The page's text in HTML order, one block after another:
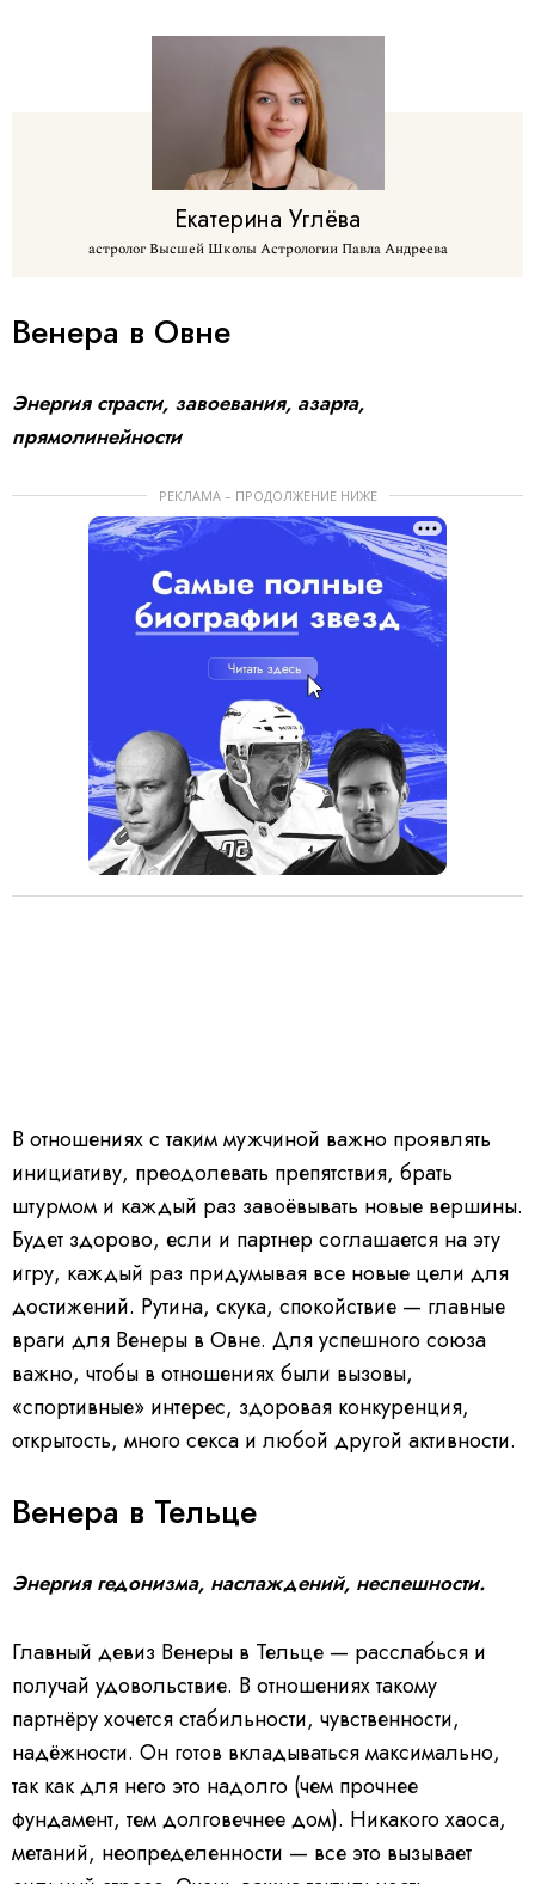
Екатерина Углёва
астролог Высшей Школы Астрологии Павла Андреева
Венера в Овне
Энергия страсти, завоевания, азарта,
прямолинейности
РЕКЛАМА – ПРОДОЛЖЕНИЕ НИЖЕ
В отношениях с таким мужчиной важно проявлять
инициативу, преодолевать препятствия, брать
штурмом и каждый раз завоёвывать новые вершины.
Будет здорово, если и партнер соглашается на эту
игру, каждый раз придумывая все новые цели для
достижений. Рутина, скука, спокойствие — главные
враги для Венеры в Овне. Для успешного союза
важно, чтобы в отношениях были вызовы,
«спортивные» интерес, здоровая конкуренция,
открытость, много секса и любой другой активности.
Венера в Тельце
Энергия гедонизма, наслаждений, неспешности.
Главный девиз Венеры в Тельце — расслабься и
получай удовольствие. В отношениях такому
партнёру хочется стабильности, чувственности,
надёжности. Он готов вкладываться максимально,
так как для него это надолго (чем прочнее
фундамент, тем долговечнее дом). Никакого хаоса,
метаний, неопределенности — все это вызывает